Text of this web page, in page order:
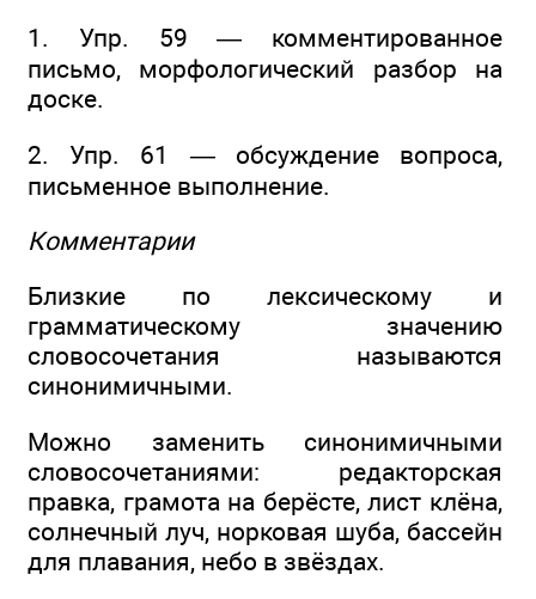
1. Упр. 59 — комментированное
письмо, морфологический разбор на
доске.
2. Упр. 61 — обсуждение вопроса,
письменное выполнение.
Комментарии
Близкие по лексическому и
грамматическому значению
словосочетания называются
синонимичными.
Можно заменить синонимичными
словосочетаниями: редакторская
правка, грамота на берёсте, лист клёна,
солнечный луч, норковая шуба, бассейн
для плавания, небо в звёздах.